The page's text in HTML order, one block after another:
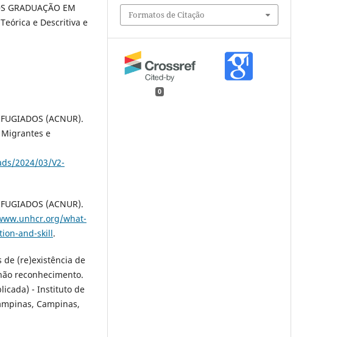
GRADUAÇÃO EM
e Descritiva e
(ACNUR).
Migrantes e
2024/03/V2-
(ACNUR).
what-
and-skill.
de (re)existência de
reconhecimento.
- Instituto de
Campinas,
Formatos de Citação
0